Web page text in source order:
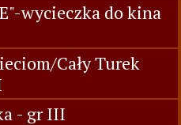
wycieczka do kina
Cały Turek
- gr III